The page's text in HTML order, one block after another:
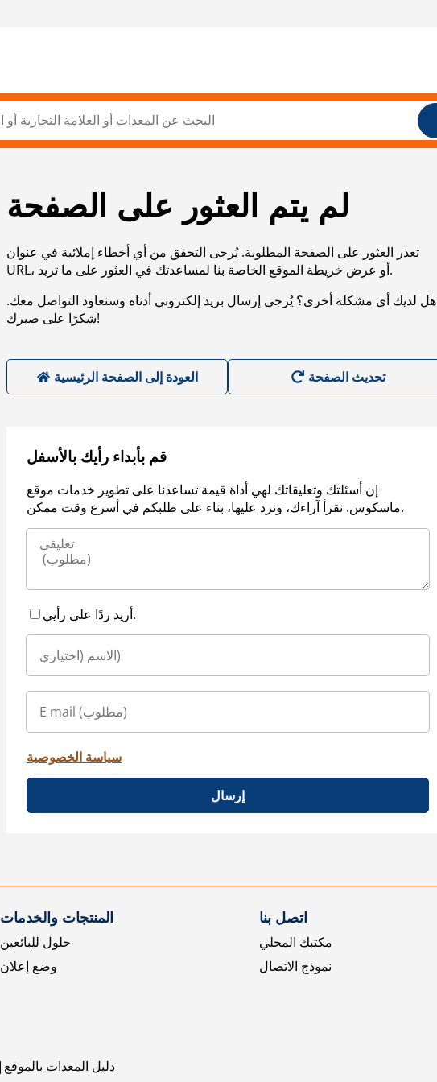
لم يتم العثور على الصفحة
تعذر العثور على الصفحة المطلوبة. يُرجى التحقق من أي أخطاء إملائية في عنوان
URL، أو عرض خريطة الموقع الخاصة بنا لمساعدتك في العثور على ما تريد.
هل لديك أي مشكلة أخرى؟ يُرجى إرسال بريد إلكتروني أدناه وسنعاود التواصل معك.
شكرًا على صبرك!
العودة إلى الصفحة الرئيسية
قم بأبداء رأيك بالأسفل
إن أسئلتك وتعليقاتك لهي أداة قيمة تساعدنا على تطوير خدمات موقع
ماسكوس. نقرأ آراءك، ونرد عليها، بناء على طلبكم في أسرع وقت ممكن.
أريد ردًا على رأيي.
سياسة الخصوصية
إرسال
المنتجات والخدمات
حلول للبائعين
وضع إعلان
اتصل بنا
مكتبك المحلي
نموذج الاتصال
دليل المعدات بالموقع